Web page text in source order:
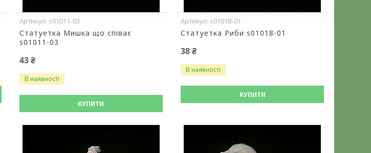
s01011-03
Статуетка Мишка що співає
s01011-03
43 ₴
В наявності
КУПИТИ
s01018-01
Статуетка Риби s01018-01
38 ₴
В наявності
КУПИТИ